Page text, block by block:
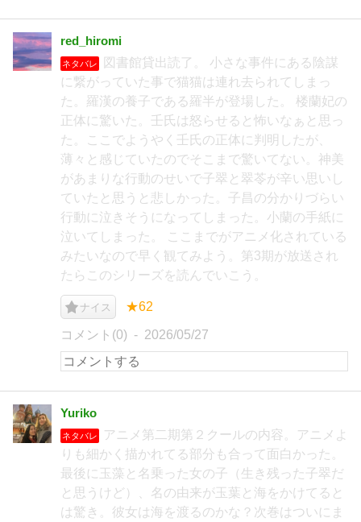
red_hiromi
ネタバレ
図書館貸出読了。 小さな事件にある陰謀
に繋がっていた事で猫猫は連れ去られてしまっ
た。羅漢の養子である羅半が登場した。 楼蘭妃の
正体に驚いた。壬氏は怒らせると怖いなぁと思っ
た。ここでようやく壬氏の正体に判明したが、
薄々と感じていたのでそこまで驚いてない。神美
があまりな行動のせいで子翠と翠苓が辛い思いし
ていたと思うと悲しかった。子昌の分かりづらい
行動に泣きそうになってしまった。小蘭の手紙に
泣いてしまった。 ここまでがアニメ化されている
みたいなので早く観てみよう。第3期が放送され
たらこのシリーズを読んでいこう。
ナイス ★62
コメント(0) 2026/05/27
Yuriko
ネタバレ
アニメ第二期第２クールの内容。アニメよ
りも細かく描かれてる部分も合って面白かった。
最後に玉藻と名乗った女の子（生き残った子翠だ
と思うけど）、名の由来が玉葉と海をかけてると
は驚き。彼女は海を渡るのかな？次巻はついにま